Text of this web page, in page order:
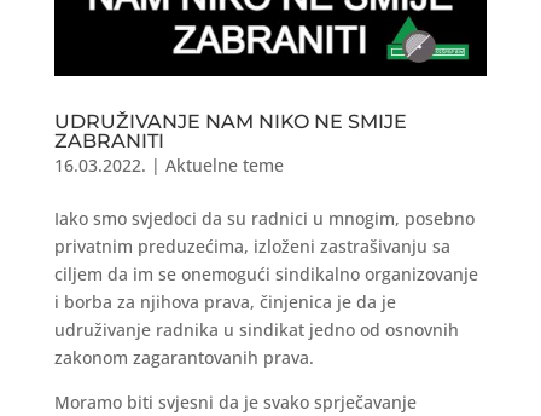
UDRUŽIVANJE NAM NIKO NE SMIJE
ZABRANITI
16.03.2022. | Aktuelne teme
Iako smo svjedoci da su radnici u mnogim, posebno
privatnim preduzećima, izloženi zastrašivanju sa
ciljem da im se onemogući sindikalno organizovanje
i borba za njihova prava, činjenica je da je
udruživanje radnika u sindikat jedno od osnovnih
zakonom zagarantovanih prava.
Moramo biti svjesni da je svako sprječavanje